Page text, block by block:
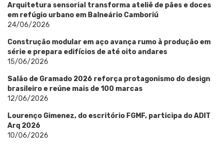
Arquitetura sensorial transforma ateliê de pães e doces
em refúgio urbano em Balneário Camboriú
24/06/2026
Construção modular em aço avança rumo à produção em
série e prepara edifícios de até oito andares
15/06/2026
Salão de Gramado 2026 reforça protagonismo do design
brasileiro e reúne mais de 100 marcas
12/06/2026
Lourenço Gimenez, do escritório FGMF, participa do ADIT
Arq 2026
10/06/2026